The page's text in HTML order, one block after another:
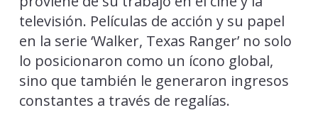
televisión. Películas de acción y su papel
en la serie ‘Walker, Texas Ranger’ no solo
lo posicionaron como un ícono global,
sino que también le generaron ingresos
constantes a través de regalías.